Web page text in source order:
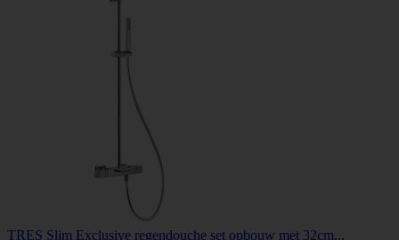
TRES Slim Exclusive regendouche set opbouw met 32cm...